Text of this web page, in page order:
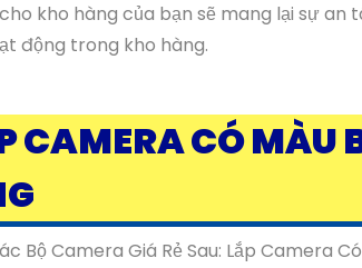
kho hàng của bạn sẽ mang lại sự an
động trong kho hàng.
CAMERA CÓ MÀU
Bộ Camera Giá Rẻ Sau: Lắp Camera